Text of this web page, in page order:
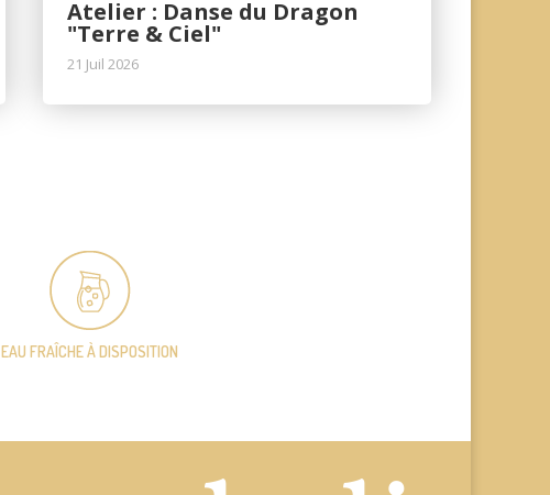
Atelier : Danse du Dragon
"Terre & Ciel"
21 Juil 2026
EAU FRAÎCHEÀ DISPOSITION